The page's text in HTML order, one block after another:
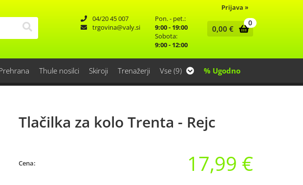
Prijava »
04/20 45 007
trgovina
valy.si
Pon. - pet.:
9:00 - 19:00
Sobota:
9:00 - 12:00
0
0,00 €
Thule nosilci Skiroji Trenažerji Vse (9) % Ugodno
Tlačilka za kolo Trenta - Rejc
Cena: 17,99 €